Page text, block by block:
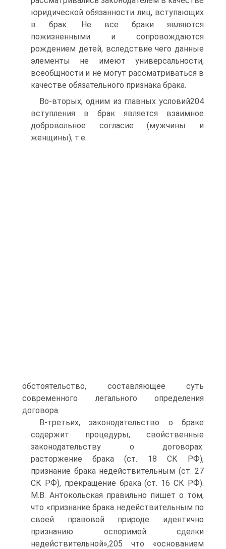
юридической обязанности лиц, вступающих
в брак. Не все браки являются
пожизненными и сопровождаются
рождением детей, вследствие чего данные
элементы не имеют универсальности,
всеобщности и не могут рассматриваться в
качестве обязательного признака брака.
Во-вторых, одним из главных условий204
вступления в брак является взаимное
добровольное согласие (мужчины и
женщины), т.е.
обстоятельство, составляющее суть
современного легального определения
договора.
В-третьих, законодательство о браке
содержит процедуры, свойственные
законодательству о договорах:
расторжение брака (ст. 18 СК РФ),
признание брака недействительным (ст. 27
СК РФ), прекращение брака (ст. 16 СК РФ).
М.В. Антокольская правильно пишет о том,
что «признание брака недействительным по
своей правовой природе идентично
признанию оспоримой сделки
недействительной»,205 что «основанием